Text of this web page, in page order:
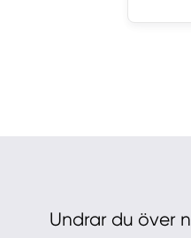
Undrar du över